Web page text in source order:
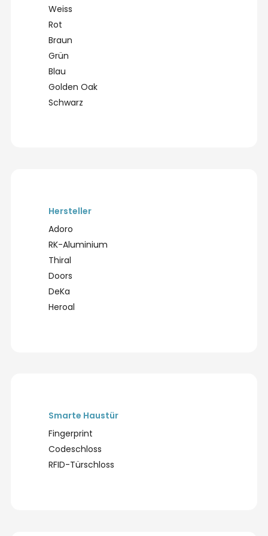
Weiss
Rot
Braun
Grün
Blau
Golden Oak
Schwarz
Hersteller
Adoro
RK-Aluminium
Thiral
Doors
DeKa
Heroal
Smarte Haustür
Fingerprint
Codeschloss
RFID-Türschloss